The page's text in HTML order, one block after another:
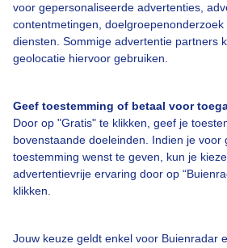
voor gepersonaliseerde advertenties,
contentmetingen, doelgroepenonderzoek
diensten. Sommige advertentie partners
geolocatie hiervoor gebruiken.
Geef toestemming of betaal voor
Door op "Gratis" te klikken, geef je
bovenstaande doeleinden. Indien je voor
toestemming wenst te geven, kun je
advertentievrije ervaring door op
klikken.
Jouw keuze geldt enkel voor Buienradar
Over Buienradar
Bedrijfsgegevens
Contact
Toegankelijkheid
Gebruikersvoorwaarden
Adverteren